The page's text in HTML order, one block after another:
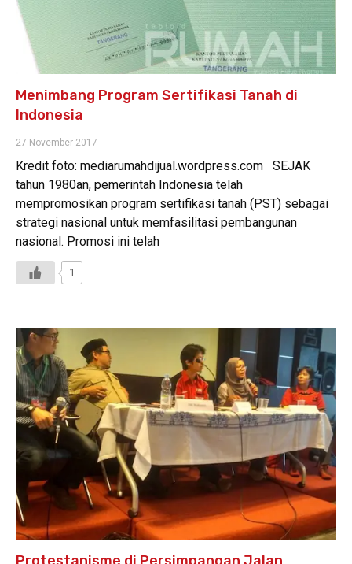
Menimbang Program Sertifikasi Tanah di
Indonesia
27 November 2017
Kredit foto: mediarumahdijual.wordpress.com SEJAK
tahun 1980an, pemerintah Indonesia telah
mempromosikan program sertifikasi tanah (PST) sebagai
strategi nasional untuk memfasilitasi pembangunan
nasional. Promosi ini telah
1